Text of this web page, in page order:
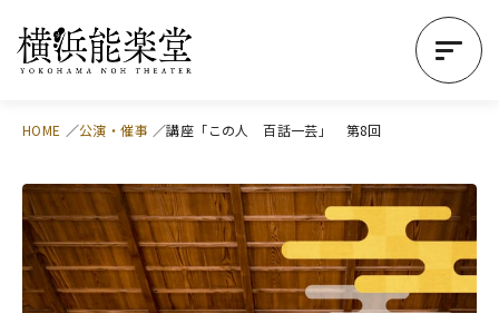
HOME 公演・催事 講座「この人 百話一芸」 第8回